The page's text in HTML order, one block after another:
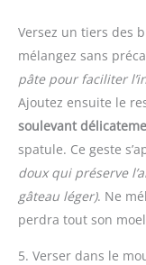
Versez un tiers des
mélangez sans
pâte pour faciliter
Ajoutez ensuite le
soulevant
spatule. Ce geste
doux qui préserve
gâteau léger). Ne
perdra tout son
5. Verser dans le